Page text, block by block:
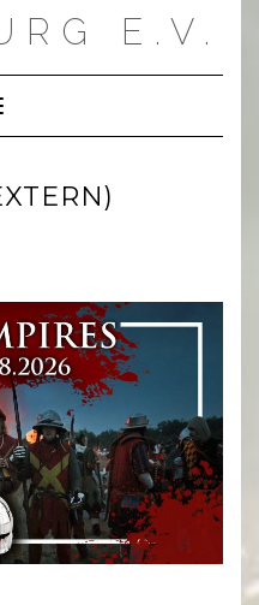
E.V.
Navigation